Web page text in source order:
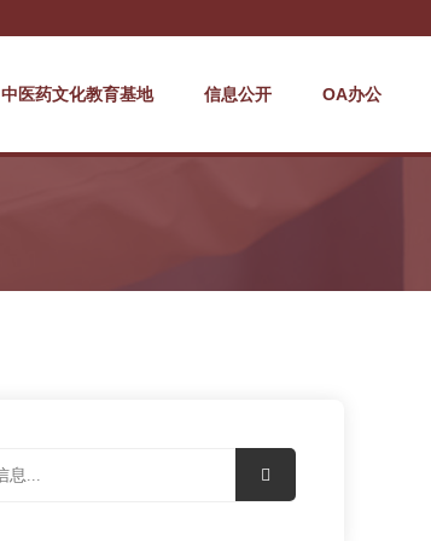
中医药文化教育基地 信息公开 OA办公